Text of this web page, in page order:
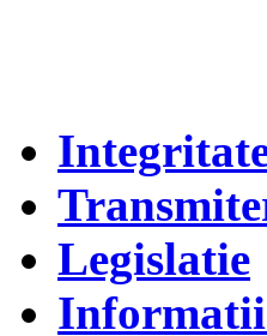
Legislatie